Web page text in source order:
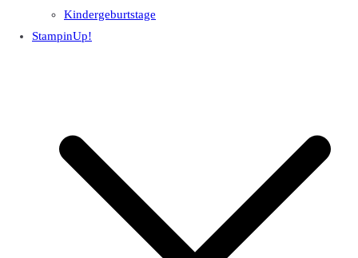
Kindergeburtstage
StampinUp!